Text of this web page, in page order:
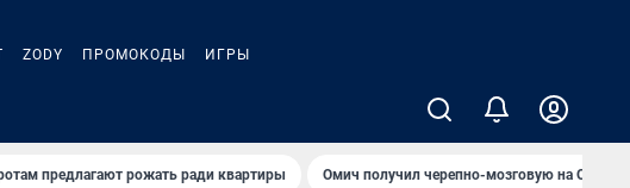
ZODY ПРОМОКОДЫ ИГРЫ
предлагают рожать ради квартиры Омич получил черепно-мозговую на ОНПЗ